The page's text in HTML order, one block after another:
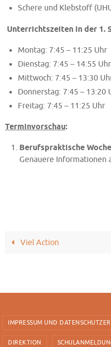
Schere und Klebstoff
Unterrichtszeiten in der 1.
Montag: 7:45 – 11:25 Uhr
Dienstag: 7:45 – 14:55
Mittwoch: 7:45 – 13:30
Donnerstag: 7:45 – 13:20
Freitag: 7:45 – 11:25 Uhr
Terminvorschau:
Berufspraktische
Genauere Informationen
Viel Action
IMPRESSUM UND
DIREKTION